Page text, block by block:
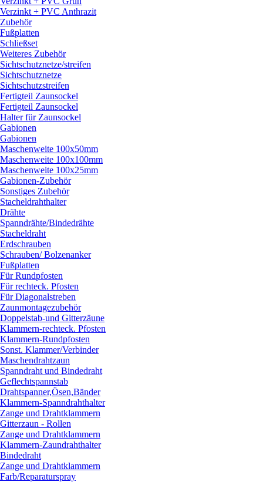
Verzinkt + PVC Anthrazit
Zubehör
Fußplatten
Schließset
Weiteres Zubehör
Sichtschutznetze/streifen
Sichtschutznetze
Sichtschutzstreifen
Fertigteil Zaunsockel
Fertigteil Zaunsockel
Halter für Zaunsockel
Gabionen
Gabionen
Maschenweite 100x50mm
Maschenweite 100x100mm
Maschenweite 100x25mm
Gabionen-Zubehör
Sonstiges Zubehör
Stacheldrahthalter
Drähte
Spanndrähte/Bindedrähte
Stacheldraht
Erdschrauben
Schrauben/Bolzenanker
Fußplatten
Für Rundpfosten
Für rechteck. Pfosten
Für Diagonalstreben
Zaunmontagezubehör
Doppelstab-und Gitterzäune
Klammern-rechteck. Pfosten
Klammern-Rundpfosten
Sonst. Klammer/Verbinder
Maschendrahtzaun
Spanndraht und Bindedraht
Geflechtspannstab
Drahtspanner,Ösen,Bänder
Klammern-Spanndrahthalter
Zange und Drahtklammern
Gitterzaun - Rollen
Zange und Drahtklammern
Klammern-Zaundrahthalter
Bindedraht
Zange und Drahtklammern
Farb/Reparaturspray